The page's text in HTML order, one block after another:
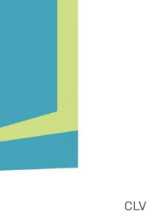
CLV